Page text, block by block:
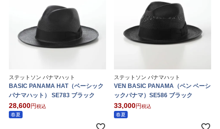
ステットソン パナマハット
BASIC PANAMA HAT（ベーシック
パナマハット） SE783 ブラック
28,600
税込
春夏
ステットソン パナマハット
VEN BASIC PANAMA（ベン ベーシ
ックパナマ）SE586 ブラック
33,000
税込
春夏